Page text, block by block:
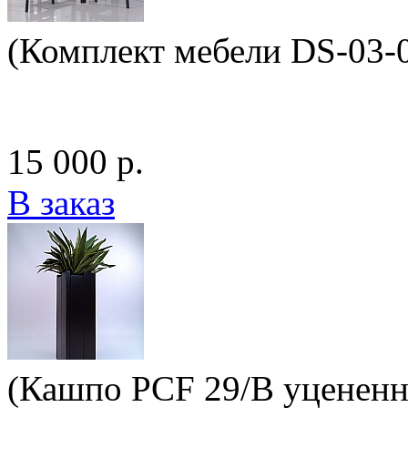
(Комплект мебели DS-
15 000 р.
В заказ
(Кашпо PCF 29/B